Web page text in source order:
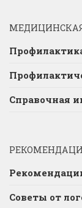
Справочная
Советы от